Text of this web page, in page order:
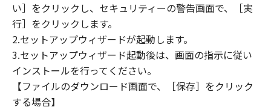
INCLUDING, BUT NOT LIMITED TO THE
IMPLIED WARRANTIES OF MERCHANTABILITY
AND FITNESS FOR A PARTICULAR PURPOSE.
THE ENTIRE RISK AS TO THE QUALITY AND
PERFORMANCE OF THE SOFTWARE IS WITH
YOU. SHOULD THE SOFTWARE PROVE
DEFECTIVE, YOU ASSUME THE ENTIRE COST
い］をクリックし、セキュリティーの警告画面で、［実
行］をクリックします。
2.セットアップウィザードが起動します。
3.セットアップウィザード起動後は、画面の指示に従い
インストールを行ってください。
【ファイルのダウンロード画面で、［保存］をクリック
する場合】